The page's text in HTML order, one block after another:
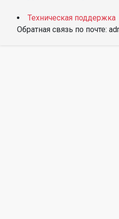
Техническая поддержка
Обратная связь по почте: